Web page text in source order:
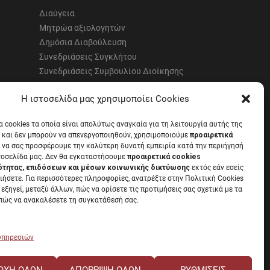
Η ιστοσελίδα μας χρησιμοποίει Cookies
cookies τα οποία είναι απολύτως αναγκαία για τη λειτουργία αυτής της
και δεν μπορούν να απενεργοποιηθούν, χρησιμοποιούμε προαιρετικά
να σας προσφέρουμε την καλύτερη δυνατή εμπειρία κατά την περιήγησή
μας. Δεν θα εγκαταστήσουμε προαιρετικά cookies
επιδόσεων και μέσων κοινωνικής δικτύωσης εκτός εάν εσείς
Για περισσότερες πληροφορίες, ανατρέξτε στην Πολιτική Cookies
μεταξύ άλλων, πώς να ορίσετε τις προτιμήσεις σας σχετικά με τα
να ανακαλέσετε τη συγκατάθεσή σας.
Διαύγεια
Μητρώα αξιολογητών
Δημόσια Διαβούλευση
Συνεδριάσεις Συγκλήτου
Συνεδριάσεις Συμβουλίου Διοίκησης
με τηνΝομοθεσία